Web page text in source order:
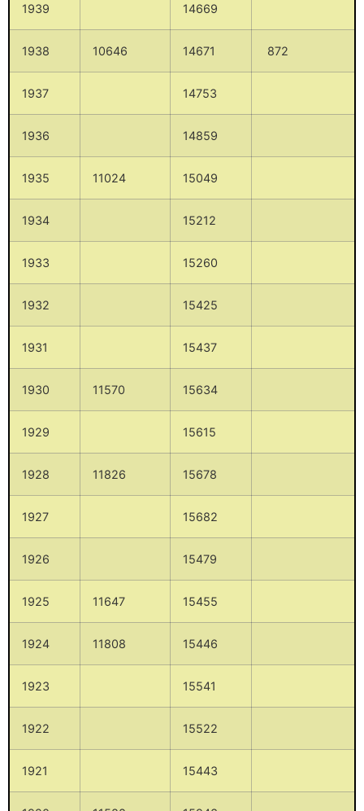
1939 14669
1938 10646 14671 872
1937 14753
1936 14859
1935 11024 15049
1934 15212
1933 15260
1932 15425
1931 15437
1930 11570 15634
1929 15615
1928 11826 15678
1927 15682
1926 15479
1925 11647 15455
1924 11808 15446
1923 15541
1922 15522
1921 15443